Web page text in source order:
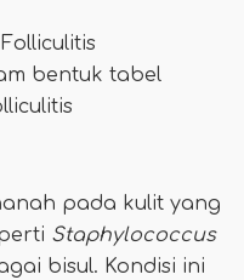
bentuk tabel
pada kulit yang
Staphylococcus
bisul. Kondisi ini